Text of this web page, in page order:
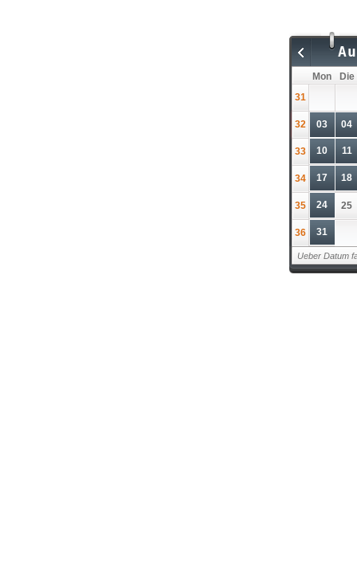
Mon
Die
31
32 03 04
33 10 11
34 17 18
35 24 25
36 31
Ueber Datum